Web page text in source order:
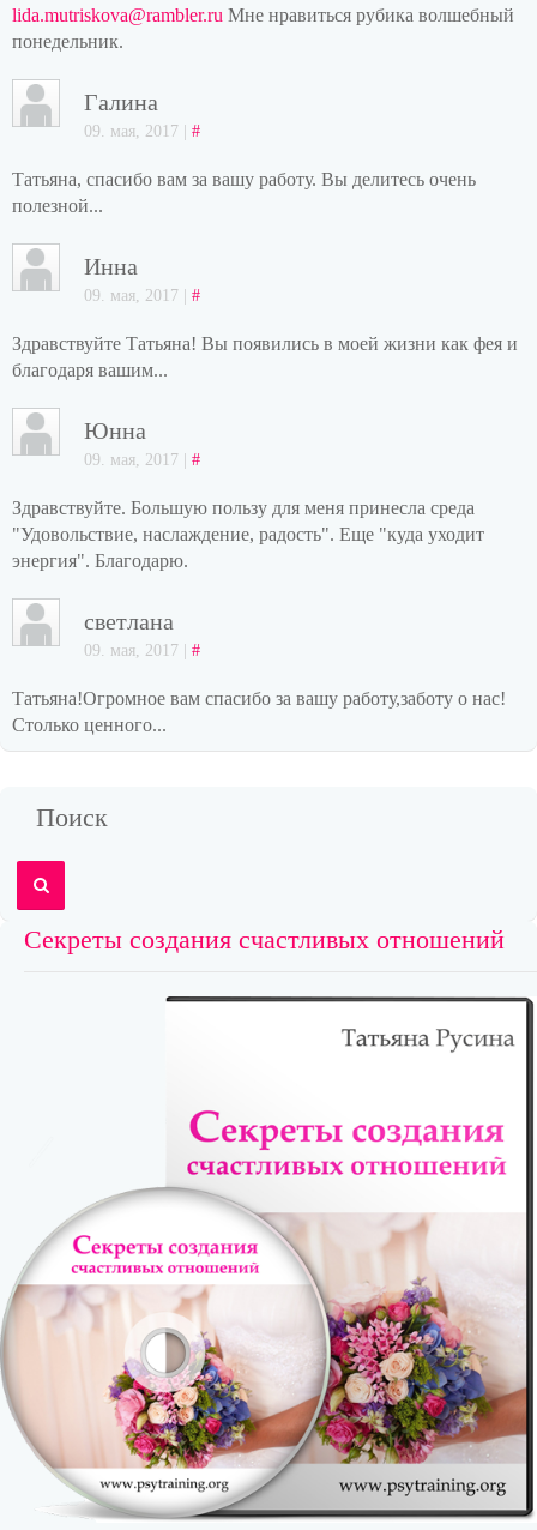
lida.mutriskova@rambler.ru Мне нравиться рубика волшебный
понедельник.
Галина
09. мая, 2017 | #
Татьяна, спасибо вам за вашу работу. Вы делитесь очень
полезной...
Инна
09. мая, 2017 | #
Здравствуйте Татьяна! Вы появились в моей жизни как фея и
благодаря вашим...
Юнна
09. мая, 2017 | #
Здравствуйте. Большую пользу для меня принесла среда
"Удовольствие, наслаждение, радость". Еще "куда уходит
энергия". Благодарю.
светлана
09. мая, 2017 | #
Татьяна!Огромное вам спасибо за вашу работу,заботу о нас!
Столько ценного...
Поиск
Секреты создания счастливых отношений